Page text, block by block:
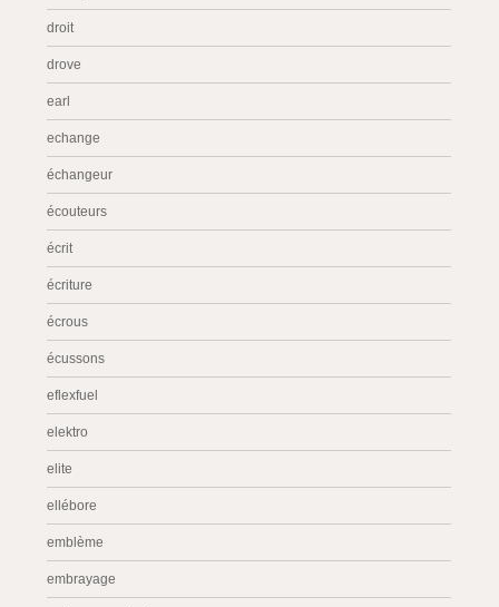
droit
drove
earl
echange
échangeur
écouteurs
écrit
écriture
écrous
écussons
eflexfuel
elektro
elite
ellébore
emblème
embrayage